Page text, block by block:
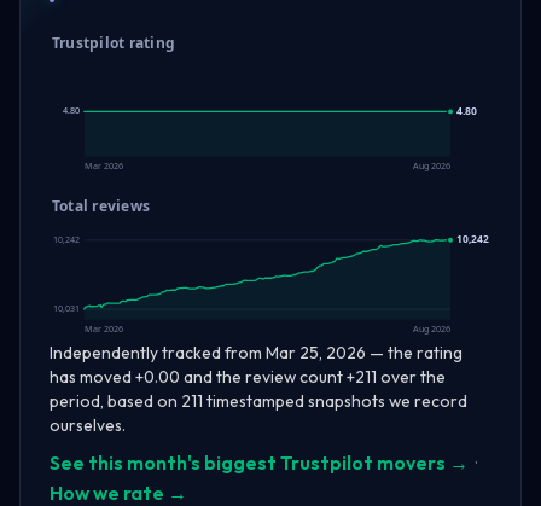
Trustpilot rating
4.80
4.80 4.80
Mar 2026 Aug 2026
Total reviews
10,242
10,031
10,242
Mar 2026 Aug 2026
Independently tracked from Mar 25, 2026 — the rating
has moved +0.00 and the review count +211 over the
period, based on 211 timestamped snapshots we record
ourselves.
See this month's biggest Trustpilot movers → ·
How we rate →